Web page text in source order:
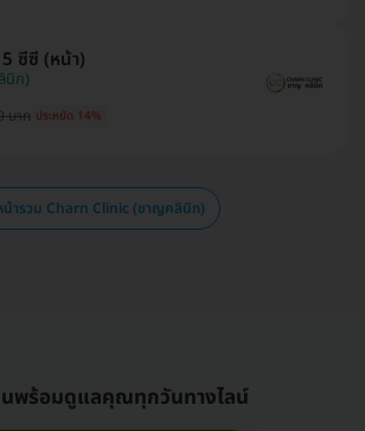
ซีซี (หน้า)
นิก)
บาท ประหยัด 14%
น้ารวม Charn Clinic (ชาญคลินิก)
พร้อมดูแลคุณทุกวันทางไลน์